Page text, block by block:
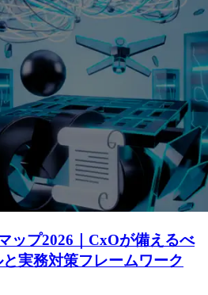
ップ2026｜CxOが備えるべ
実務対策フレームワーク